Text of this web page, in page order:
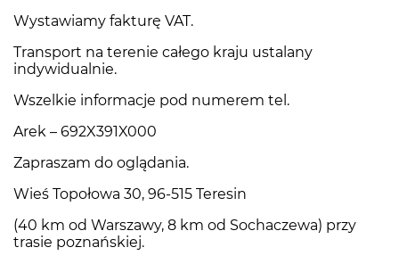
Wystawiamy fakturę VAT.
Transport na terenie całego kraju ustalany
indywidualnie.
Wszelkie informacje pod numerem tel.
Arek – 692X391X000
Zapraszam do oglądania.
Wieś Topołowa 30, 96-515 Teresin
(40 km od Warszawy, 8 km od Sochaczewa) przy
trasie poznańskiej.